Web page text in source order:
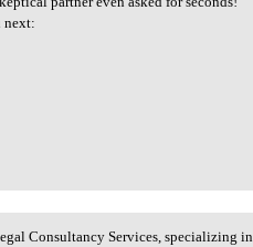
next:
Consultancy Services, specializing in